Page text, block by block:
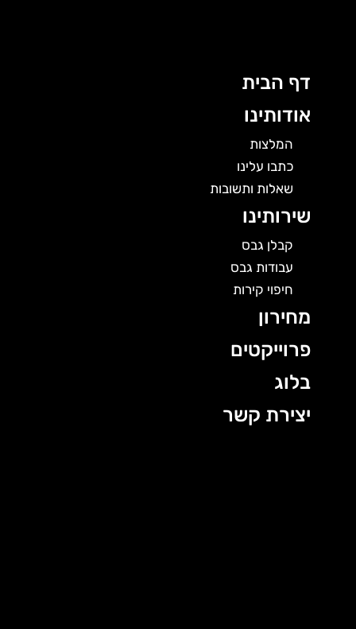
דף הבית
אודותינו
המלצות
כתבו עלינו
שאלות ותשובות
שירותינו
קבלן גבס
עבודות גבס
חיפוי קירות
מחירון
פרוייקטים
בלוג
יצירת קשר